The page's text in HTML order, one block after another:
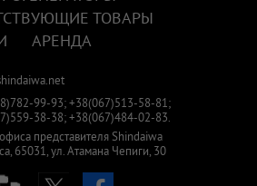
ТОВАРЫ
АРЕНДА
99-93; +38(067)513-58-81;
38-38; +38(067)484-02-83.
представителя Shindaiwa
65031,ул. Атамана Чепиги, 30